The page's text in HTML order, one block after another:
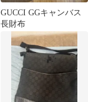
GUCCI GGキャンバス
長財布